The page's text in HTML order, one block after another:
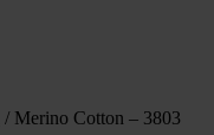
/ Merino Cotton – 3803